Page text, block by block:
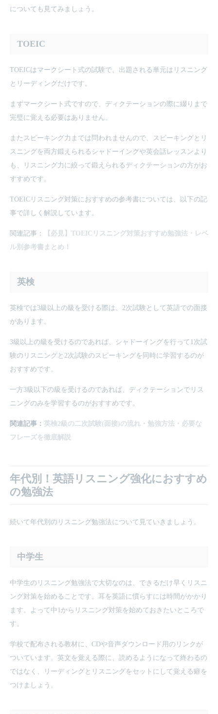
についても見てみましょう。
TOEIC
TOEICはマークシート式の試験で、出題される単元はリスニング
とリーディングだけです。
まずマークシート式ですので、ディクテーションの際に綴りまで
完璧に覚える必要はありません。
またスピーキング力までは問われませんので、スピーキングとリ
スニングを両方鍛えられるシャドーイングや英会話レッスンより
も、リスニング力に絞って鍛えられるディクテーションの方がお
すすめです。
TOEICリスニング対策におすすめの参考書については、以下の記
事で詳しく解説しています。
関連記事：
【必見】TOEICリスニング対策おすすめ勉強法・レベ
ル別参考書まとめ！
英検
英検では3級以上の級を受ける際は、2次試験として英語での面接
があります。
3級以上の級を受けるのであれば、シャドーイングを行って1次試
験のリスニングと2次試験のスピーキングを同時に学習するのが
おすすめです。
一方3級以下の級を受けるのであれば、ディクテーションでリス
ニングのみを学習するのがおすすめです。
関連記事： 英検2級の二次試験(面接)の流れ・勉強方法・必要な
フレーズを徹底解説
年代別！英語リスニング強化におすすめ
の勉強法
続いて年代別のリスニング勉強法について見ていきましょう。
中学生
中学生のリスニング勉強法で大切なのは、できるだけ早くリスニ
ング対策を始めることです。耳を英語に慣らすには時間がかかり
ます。よって中1からリスニング対策を始めておきたいところで
す。
学校で配布される教材に、CDや音声ダウンロード用のリンクが
ついています。英文を覚える際に、読めるようになって終わるの
ではなく、リーディングとリスニングをセットにして覚える癖を
つけましょう。